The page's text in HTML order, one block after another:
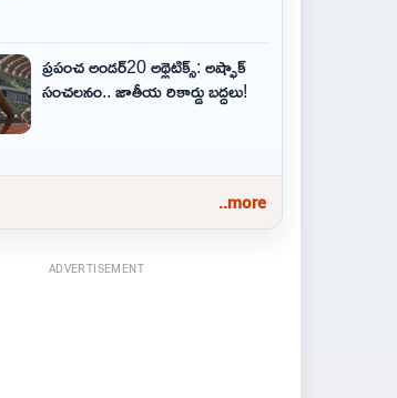
ప్రపంచ అండర్20 అథ్లెటిక్స్: అష్ఫాక్
సంచలనం.. జాతీయ రికార్డు బద్దలు!
..more
ADVERTISEMENT